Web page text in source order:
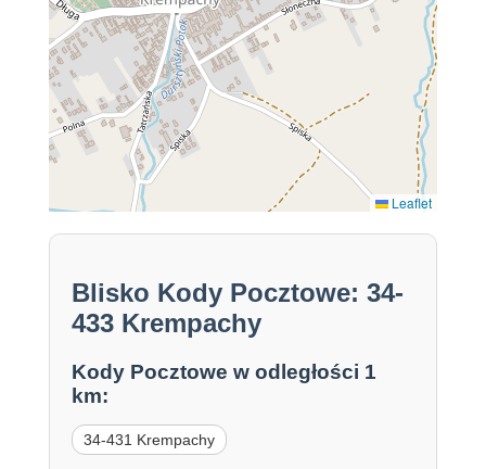
Leaflet
Blisko Kody Pocztowe: 34-
433 Krempachy
Kody Pocztowe w odległości 1
km:
34-431 Krempachy